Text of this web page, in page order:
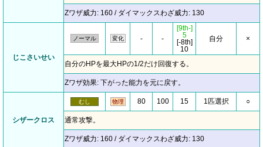
Zワザ威力: 160 / ダイマックスわざ威力: 130
じこさいせい
ノーマル 変化 - -
[9th-]
5
[-8th]
10
自分 ×
自分のHPを最大HPの1/2だけ回復する。
Zワザ効果: 下がった能力を元に戻す。
シザークロス
むし 物理 80 100 15 1匹選択 ○
通常攻撃。
Zワザ威力: 160 / ダイマックスわざ威力: 130